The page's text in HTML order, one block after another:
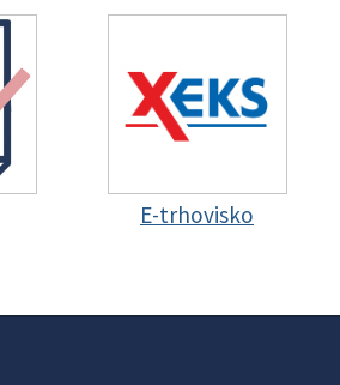
E-trhovisko